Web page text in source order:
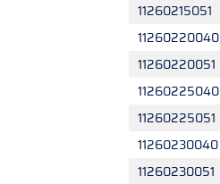
11260215051
11260220040
11260220051
11260225040
11260225051
11260230040
11260230051